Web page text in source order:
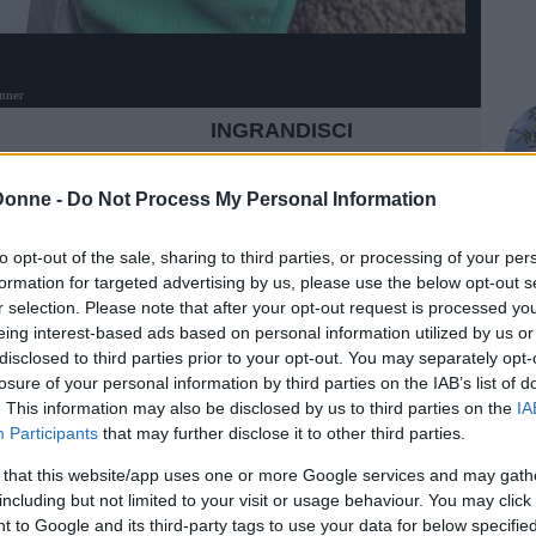
- Do Not Process My Personal Information
opt-out of the sale, sharing to third parties, or processing of your
for targeted advertising by us, please use the below opt-out
selection. Please note that after your opt-out request is processed
interest-based ads based on personal information utilized by us
to third parties prior to your opt-out. You may separately
of your personal information by third parties on the IAB’s list of
This information may also be disclosed by us to third parties on the
Participants that may further disclose it to other third parties.
that this website/app uses one or more Google services and may
but not limited to your visit or usage behaviour. You may
to Google and its third-party tags to use your data for below
INGRANDISCI
Condividi su Facebook
che i figli siano cresciuti (anche quando
tanto dei30-40enniche sembrano non
genitori tardano a volte sia a tagliare il
non percepire con assolutezza il tempo che
sollevare una polemica ma sorridere un
appiattire il tempo trascorso in un filo tanto